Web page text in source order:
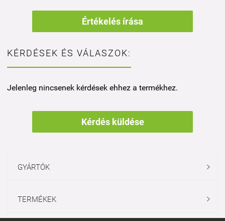
Értékelés írása
KÉRDÉSEK ÉS VÁLASZOK:
Jelenleg nincsenek kérdések ehhez a termékhez.
Kérdés küldése
GYÁRTÓK 
TERMÉKEK 